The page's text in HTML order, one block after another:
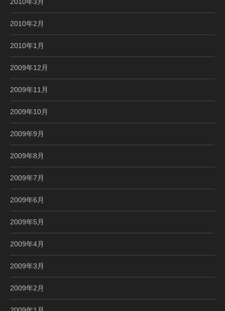
2010年2月
2010年1月
2009年12月
2009年11月
2009年10月
2009年9月
2009年8月
2009年7月
2009年6月
2009年5月
2009年4月
2009年3月
2009年2月